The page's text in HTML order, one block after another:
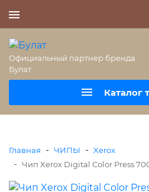
Официальный партнер бренда
Булат
Каталог
Главная - ЧИПЫ - Xerox
- Чип Xerox Digital Color Press